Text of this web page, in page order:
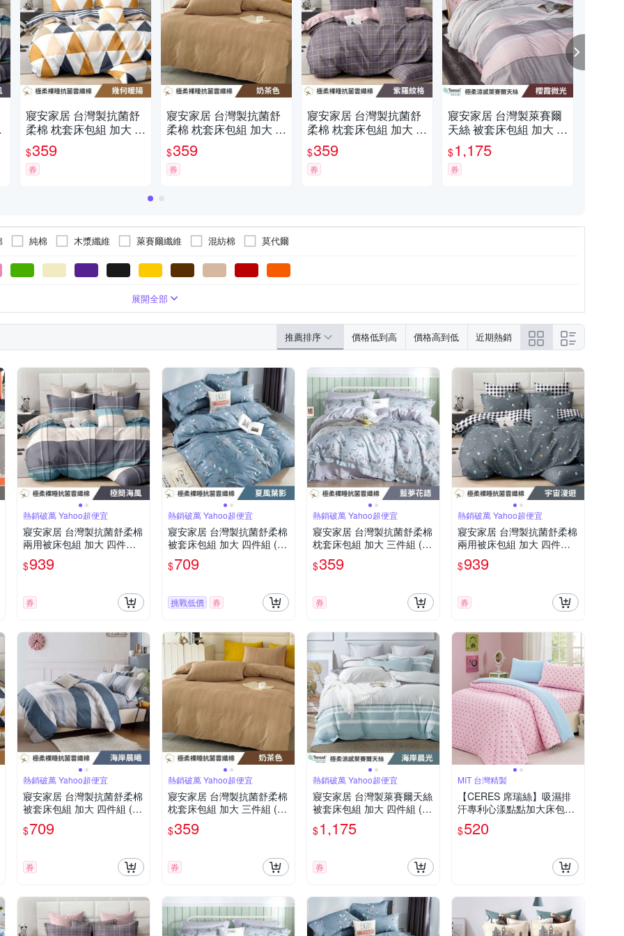
寢安家居 台灣製抗菌舒
柔棉 枕套床包組 加大 三
件組 (床包/床單/床罩) 幾
何暖陽
$359
券
寢安家居 台灣製抗菌舒
柔棉 枕套床包組 加大 三
件組 (床包/床單/床罩) 奶
茶色
$359
券
寢安家居 台灣製抗菌舒
柔棉 枕套床包組 加大 三
件組 (床包/床單/床罩) 紫
羅紋格
$359
券
寢安家居 台灣製萊賽爾
天絲 被套床包組 加大 四
件組 (床包/床單/床罩) 櫻
霞微光
$1,175
券
純棉 木漿纖維 萊賽爾纖維 混紡棉 莫代爾
兩用被床罩組 床包
展開全部
推薦排序 價格低到高 價格高到低 近期熱銷
熱銷破萬 Yahoo超便宜
寢安家居 台灣製抗菌舒柔棉
兩用被床包組 加大 四件組
(床包/床單/床罩) 極簡海風
$939
券
熱銷破萬 Yahoo超便宜
寢安家居 台灣製抗菌舒柔棉
被套床包組 加大 四件組 (床
包/床單/床罩) 夏風葉影
$709
挑戰低價 券
熱銷破萬 Yahoo超便宜
寢安家居 台灣製抗菌舒柔棉
枕套床包組 加大 三件組 (床
包/床單/床罩) 藍夢花語
$359
券
熱銷破萬 Yahoo超便宜
寢安家居 台灣製抗菌舒柔棉
兩用被床包組 加大 四件組
(床包/床單/床罩) 多款任選
$939
券
熱銷破萬 Yahoo超便宜
寢安家居 台灣製抗菌舒柔棉
被套床包組 加大 四件組 (床
包/床單/床罩) 海岸晨曦
$709
券
熱銷破萬 Yahoo超便宜
寢安家居 台灣製抗菌舒柔棉
枕套床包組 加大 三件組 (床
包/床單/床罩) 奶茶色
$359
券
熱銷破萬 Yahoo超便宜
寢安家居 台灣製萊賽爾天絲
被套床包組 加大 四件組 (床
包/床單/床罩) 海岸晨光
$1,175
券
MIT 台灣精製
【CERES 席瑞絲】吸濕排
汗專利心漾點點加大床包兩
件組/粉點+天藍(加大床包/
床包組)(B0585)
$520